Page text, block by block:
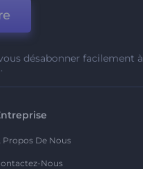
désabonner facilement à
Propos De Nous
Nous